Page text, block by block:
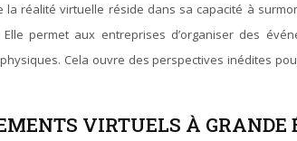
réalité virtuelle réside dans sa capacité à
permet aux entreprises d’organiser des
Cela ouvre des perspectives inédites
VIRTUELS À GRANDE